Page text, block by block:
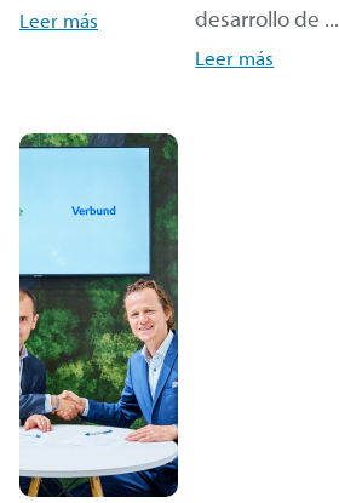
Leer más
desarrollo de ...
Leer más